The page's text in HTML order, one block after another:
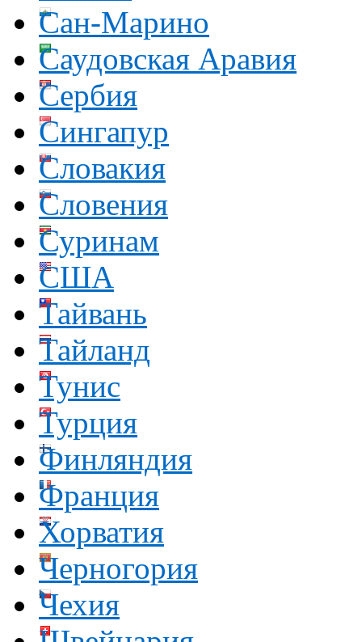
Сан-Марино
Саудовская Аравия
Сербия
Сингапур
Словакия
Словения
Суринам
США
Тайвань
Тайланд
Тунис
Турция
Финляндия
Франция
Хорватия
Черногория
Чехия